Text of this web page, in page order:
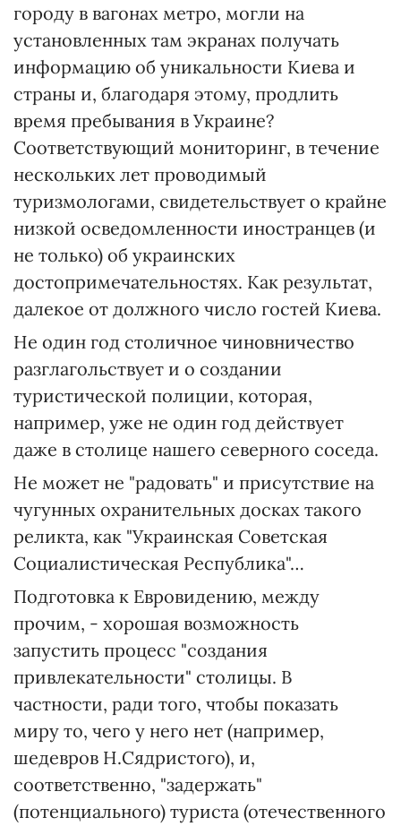
городу в вагонах метро, могли на
установленных там экранах получать
информацию об уникальности Киева и
страны и, благодаря этому, продлить
время пребывания в Украине?
Соответствующий мониторинг, в течение
нескольких лет проводимый
туризмологами, свидетельствует о крайне
низкой осведомленности иностранцев (и
не только) об украинских
достопримечательностях. Как результат,
далекое от должного число гостей Киева.
Не один год столичное чиновничество
разглагольствует и о создании
туристической полиции, которая,
например, уже не один год действует
даже в столице нашего северного соседа.
Не может не "радовать" и присутствие на
чугунных охранительных досках такого
реликта, как "Украинская Советская
Социалистическая Республика"…
Подготовка к Евровидению, между
прочим, - хорошая возможность
запустить процесс "создания
привлекательности" столицы. В
частности, ради того, чтобы показать
миру то, чего у него нет (например,
шедевров Н.Сядристого), и,
соответственно, "задержать"
(потенциального) туриста (отечественного